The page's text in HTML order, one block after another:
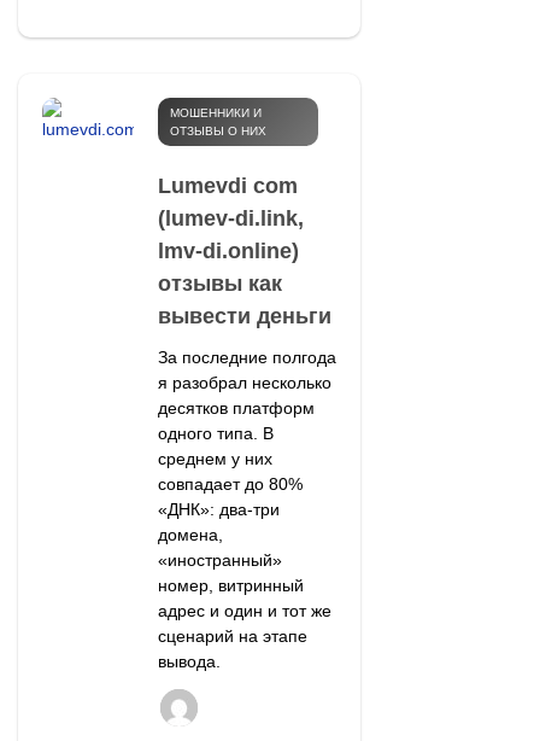
МОШЕННИКИ И
ОТЗЫВЫ О НИХ
Lumevdi com
(lumev-di.link,
lmv-di.online)
отзывы как
вывести деньги
За последние полгода
я разобрал несколько
десятков платформ
одного типа. В
среднем у них
совпадает до 80%
«ДНК»: два-три
домена,
«иностранный»
номер, витринный
адрес и один и тот же
сценарий на этапе
вывода.